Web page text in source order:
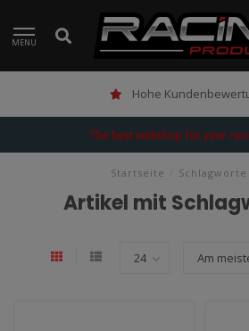
MENU
Hohe
The best webshop for your
Startseite Schlagworte
Artikel mit